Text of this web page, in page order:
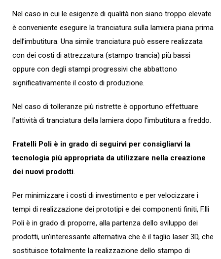
Nel caso in cui le esigenze di qualità non siano troppo elevate
è conveniente eseguire la tranciatura sulla lamiera piana prima
dell’imbutitura. Una simile tranciatura può essere realizzata
con dei costi di attrezzatura (stampo trancia) più bassi
oppure con degli stampi progressivi che abbattono
significativamente il costo di produzione.
Nel caso di tolleranze più ristrette è opportuno effettuare
l’attività di tranciatura della lamiera dopo l’imbutitura a freddo.
Fratelli Poli è in grado di seguirvi per consigliarvi la
tecnologia più appropriata da utilizzare nella creazione
dei nuovi prodotti
Per minimizzare i costi di investimento e per velocizzare i
tempi di realizzazione dei prototipi e dei componenti finiti, F.lli
Poli è in grado di proporre, alla partenza dello sviluppo dei
prodotti, un’interessante alternativa che è il taglio laser 3D, che
sostituisce totalmente la realizzazione dello stampo di